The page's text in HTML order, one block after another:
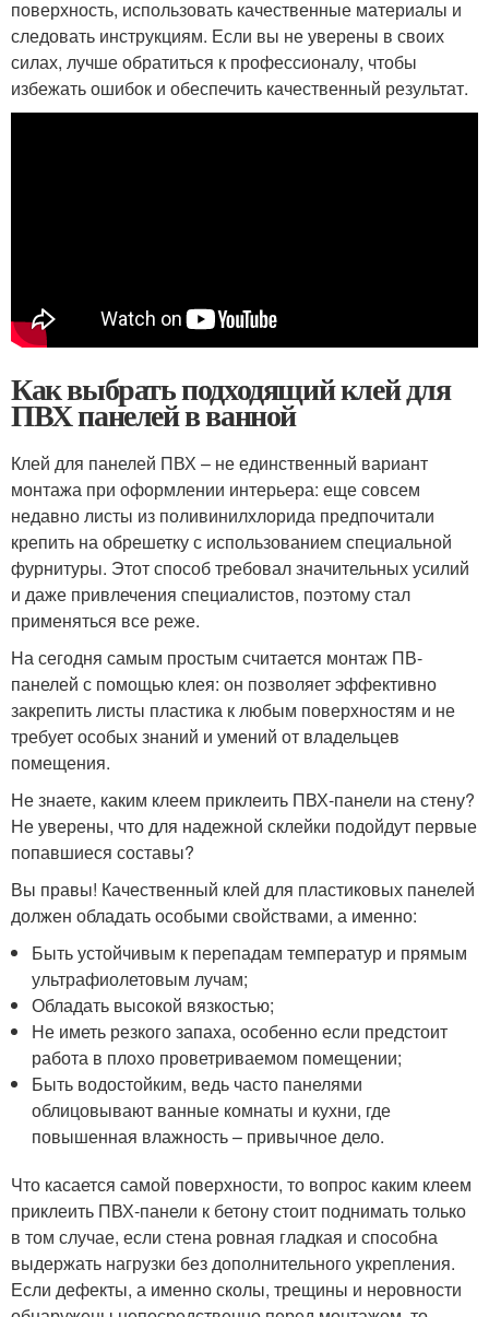
поверхность, использовать качественные материалы и
следовать инструкциям. Если вы не уверены в своих
силах, лучше обратиться к профессионалу, чтобы
избежать ошибок и обеспечить качественный результат.
Как выбрать подходящий клей для
ПВХ панелей в ванной
Клей для панелей ПВХ – не единственный вариант
монтажа при оформлении интерьера: еще совсем
недавно листы из поливинилхлорида предпочитали
крепить на обрешетку с использованием специальной
фурнитуры. Этот способ требовал значительных усилий
и даже привлечения специалистов, поэтому стал
применяться все реже.
На сегодня самым простым считается монтаж ПВ-
панелей с помощью клея: он позволяет эффективно
закрепить листы пластика к любым поверхностям и не
требует особых знаний и умений от владельцев
помещения.
Не знаете, каким клеем приклеить ПВХ-панели на стену?
Не уверены, что для надежной склейки подойдут первые
попавшиеся составы?
Вы правы! Качественный клей для пластиковых панелей
должен обладать особыми свойствами, а именно:
Быть устойчивым к перепадам температур и прямым
ультрафиолетовым лучам;
Обладать высокой вязкостью;
Не иметь резкого запаха, особенно если предстоит
работа в плохо проветриваемом помещении;
Быть водостойким, ведь часто панелями
облицовывают ванные комнаты и кухни, где
повышенная влажность – привычное дело.
Что касается самой поверхности, то вопрос каким клеем
приклеить ПВХ-панели к бетону стоит поднимать только
в том случае, если стена ровная гладкая и способна
выдержать нагрузки без дополнительного укрепления.
Если дефекты, а именно сколы, трещины и неровности